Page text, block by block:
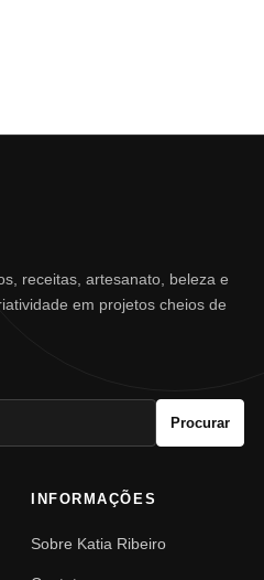
receitas, artesanato, beleza e
em projetos cheios de
Procurar
INFORMAÇÕES
Sobre Katia Ribeiro